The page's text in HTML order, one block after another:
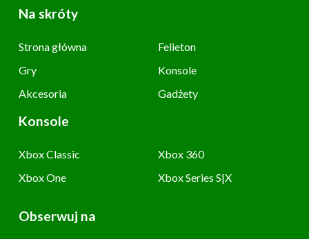
Na skróty
Strona główna
Felieton
Gry
Konsole
Akcesoria
Gadżety
Konsole
Xbox Classic
Xbox 360
Xbox One
Xbox Series S|X
Obserwuj na